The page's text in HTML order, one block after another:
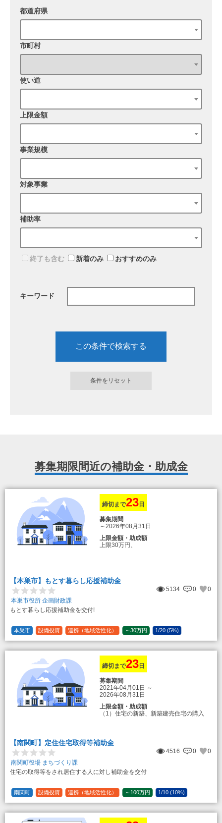
都道府県
市町村
使い道
上限金額
事業規模
対象事業
補助率
終了も含む 新着のみ おすすめのみ
キーワード
募集期限間近の補助金・助成金
締切まで23日
募集期間
～2026年08月31日
上限金額・助成額
上限30万円、
【本巣市】もとす暮らし応援補助金
5134 0
0
本巣市役所 企画財政課
もとす暮らし応援補助金を交付!
本巣市 設備投資 連携（地域活性化） ～30万円 1/20 (5%)
締切まで23 日
募集期間
2021年04月01日 ～
2026年08月31日
上限金額・助成額
（1）住宅の新築、新築建売住宅の購入
（2）中古住宅の購入 25万円
登録事業者利用の場合25万円加算（25
（3）住宅リフォーム 経費の20％の額
登録事業者利用の場合、経費の10%の
額を加算（限度額25万円） （最大で50万
円＋25万円加算＝75万円）
【南関町】定住住宅取得等補助金
4516 0
0
南関町役場 まちづくり課
住宅の取得等をされ居住する人に対し補助金を交付
南関町 設備投資 連携（地域活性化） ～100万円
1/10 (10%)
1/5 (20%)
定額